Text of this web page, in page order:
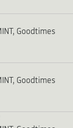
Goodtimes
Goodtimes